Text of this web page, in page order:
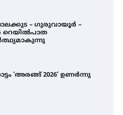
– ഗുരുവായൂർ –
‘അരങ്ങ് 2026’ ഉണർന്നു